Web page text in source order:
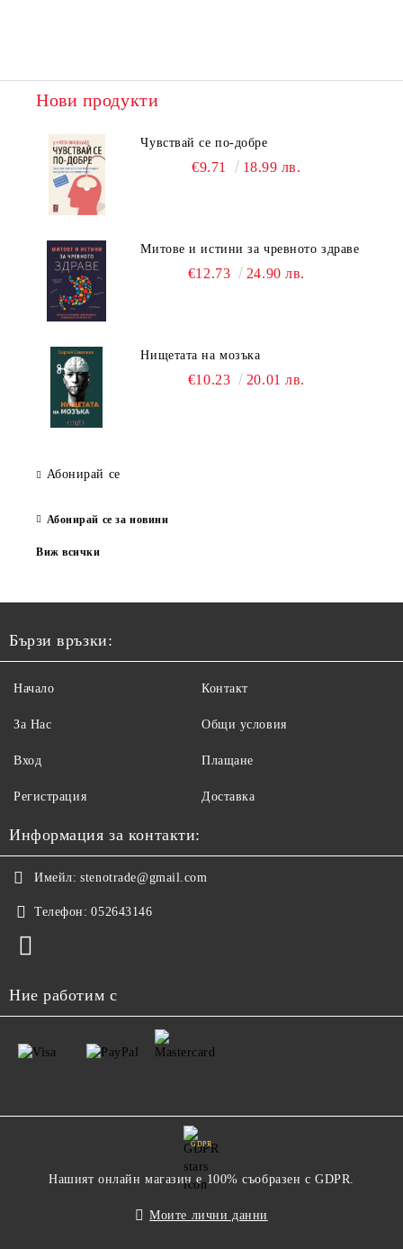
Нови продукти
Чувствай се по-добре
€9.71 18.99 лв.
Митове и истини за чревното здраве
€12.73 24.90 лв.
Нищетата на мозъка
€10.23 20.01 лв.
Абонирай се
Абонирай се за новини
Виж всички
Бързи връзки:
Начало
За Нас
Вход
Регистрация
Контакт
Общи условия
Плащане
Доставка
Информация за контакти:
Имейл: stenotrade@gmail.com
Телефон: 052643146
Ние работим с
GDPR
Нашият онлайн магазин е 100% съобразен с GDPR.
Моите лични данни